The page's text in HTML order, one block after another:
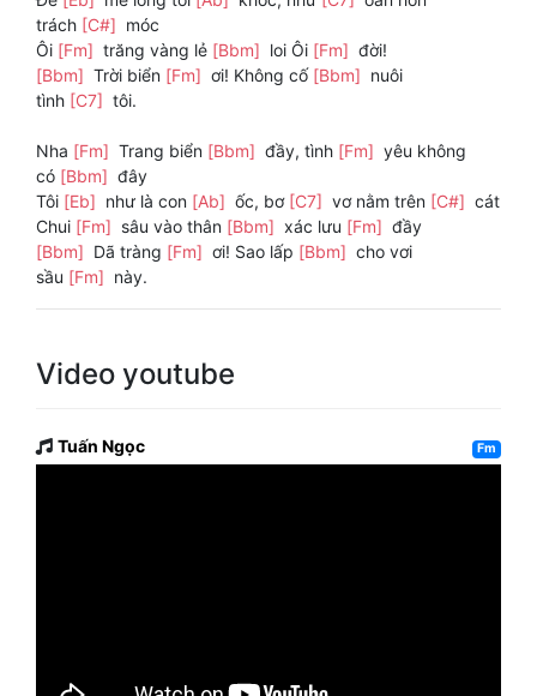
trách [C#] móc
Ôi [Fm] trăng vàng lẻ [Bbm] loi Ôi [Fm] đời!
[Bbm] Trời biển [Fm] ơi! Không cố [Bbm] nuôi
tình [C7] tôi.
Nha [Fm] Trang biển [Bbm] đầy, tình [Fm] yêu không
có [Bbm] đây
Tôi [Eb] như là con [Ab] ốc, bơ [C7] vơ nằm trên [C#] cát
Chui [Fm] sâu vào thân [Bbm] xác lưu [Fm] đầy
[Bbm] Dã tràng [Fm] ơi! Sao lấp [Bbm] cho vơi
sầu [Fm] này.
Video youtube
Tuấn Ngọc Fm